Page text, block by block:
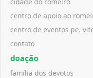
centro de apoio ao
centro de eventos pe.
contato
doação
família dos devotos